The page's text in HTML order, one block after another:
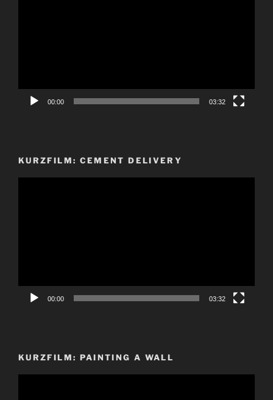
00:00 03:32
KURZFILM: CEMENT DELIVERY
00:00 03:32
KURZFILM: PAINTING A WALL